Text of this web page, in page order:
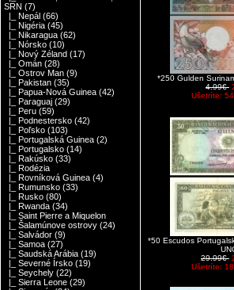
SRN (7)
|_ Nepál (66)
|_ Nigéria (45)
|_ Nikaragua (62)
|_ Nórsko (10)
|_ Nový Zéland (17)
|_ Omán (28)
|_ Ostrov Man (9)
|_ Pakistan (35)
|_ Papua-Nová Guinea (42)
|_ Paraguaj (29)
|_ Peru (59)
|_ Podnestersko (42)
|_ Poľsko (103)
|_ Portugalská Guinea (2)
|_ Portugalsko (14)
|_ Rakúsko (33)
|_ Rodézia
|_ Rovníková Guinea (4)
|_ Rumunsko (33)
|_ Rusko (80)
|_ Rwanda (34)
|_ Saint Pierre a Miquelon
|_ Šalamúnove ostrovy (24)
|_ Salvádor (9)
|_ Samoa (27)
|_ Saudská Arábia (19)
|_ Severné Írsko (19)
|_ Seychely (22)
|_ Sierra Leone (29)
*250 Gulden
4.99€
Ušetríte:
*50 Escudos
29.99€
Ušetríte: